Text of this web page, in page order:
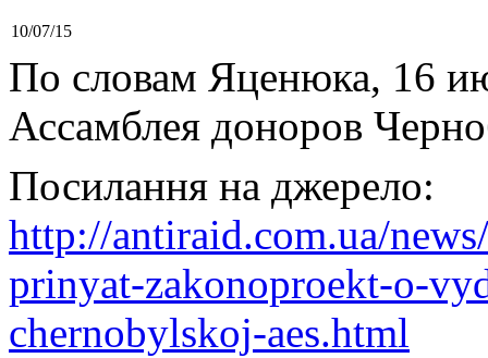
10/07/15
По словам Яценюка, 16
Ассамблея доноров
Посилання на джерело:
http://antiraid.com.ua/
prinyat-zakonoproekt-o-
chernobylskoj-aes.html